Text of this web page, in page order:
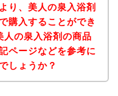
り、美人の泉入浴剤
購入することができ
人の泉入浴剤の商品
ページなどを参考に
しょうか？